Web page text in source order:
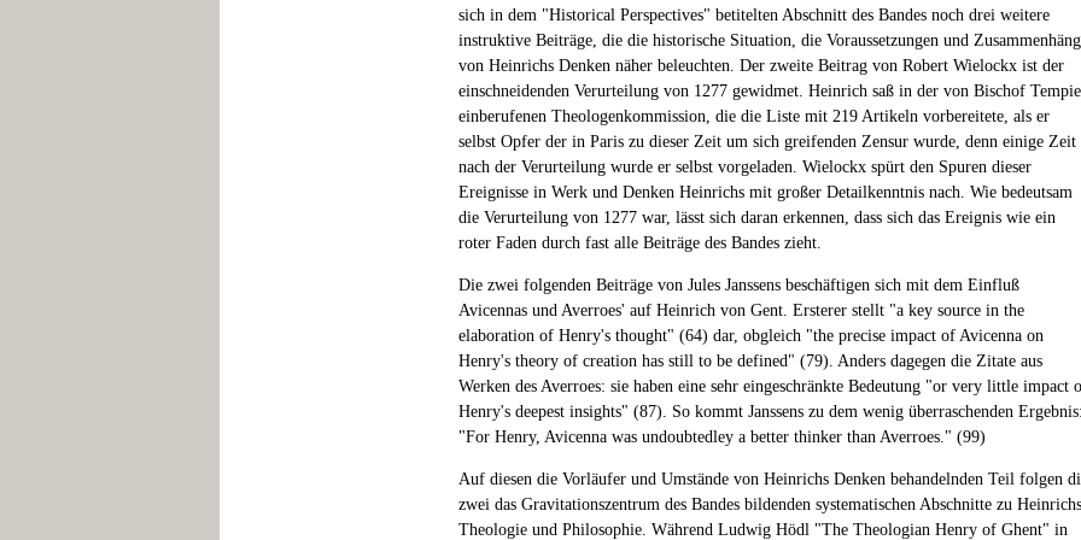
sich in dem "Historical Perspectives" betitelten Abschnitt des Bandes noch drei weitere
instruktive Beiträge, die die historische Situation, die Voraussetzungen und
von Heinrichs Denken näher beleuchten. Der zweite Beitrag von Robert Wielockx ist der
einschneidenden Verurteilung von 1277 gewidmet. Heinrich saß in der von Bischof
einberufenen Theologenkommission, die die Liste mit 219 Artikeln vorbereitete, als er
selbst Opfer der in Paris zu dieser Zeit um sich greifenden Zensur wurde, denn einige Zeit
nach der Verurteilung wurde er selbst vorgeladen. Wielockx spürt den Spuren dieser
Ereignisse in Werk und Denken Heinrichs mit großer Detailkenntnis nach. Wie bedeutsam
die Verurteilung von 1277 war, lässt sich daran erkennen, dass sich das Ereignis wie ein
roter Faden durch fast alle Beiträge des Bandes zieht.
Die zwei folgenden Beiträge von Jules Janssens beschäftigen sich mit dem Einfluß
Avicennas und Averroes' auf Heinrich von Gent. Ersterer stellt "a key source in the
elaboration of Henry's thought" (64) dar, obgleich "the precise impact of Avicenna on
Henry's theory of creation has still to be defined" (79). Anders dagegen die Zitate aus
Werken des Averroes: sie haben eine sehr eingeschränkte Bedeutung "or very little impact
Henry's deepest insights" (87). So kommt Janssens zu dem wenig überraschenden Ergebnis:
"For Henry, Avicenna was undoubtedley a better thinker than Averroes." (99)
Auf diesen die Vorläufer und Umstände von Heinrichs Denken behandelnden Teil folgen
zwei das Gravitationszentrum des Bandes bildenden systematischen Abschnitte zu Heinrichs
Theologie und Philosophie. Während Ludwig Hödl "The Theologian Henry of Ghent" in